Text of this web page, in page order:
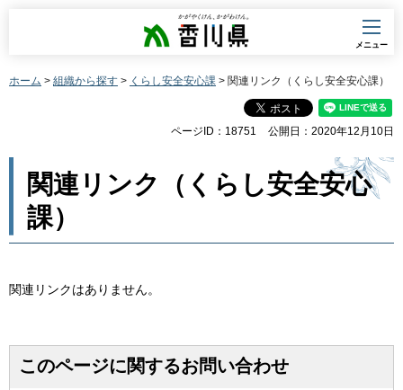
香川県
メニュー
ホーム > 組織から探す > くらし安全安心課 > 関連リンク（くらし安全安心課）
ページID：18751 公開日：2020年12月10日
関連リンク（くらし安全安心
課）
関連リンクはありません。
このページに関するお問い合わせ